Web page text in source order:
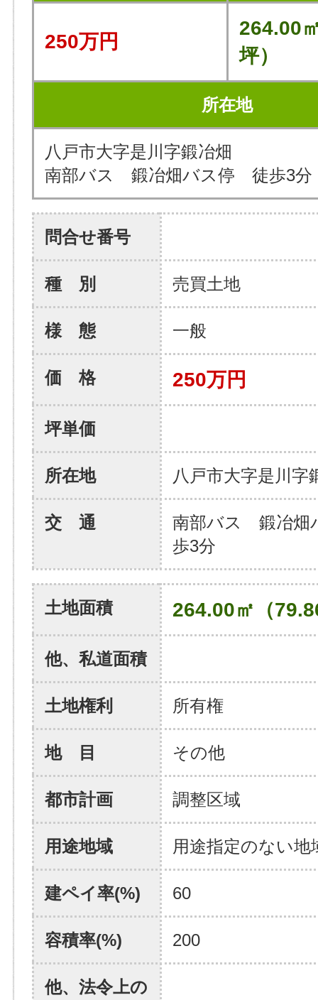
250万円
264.00
坪）
所在地
八戸市大字是川字鍛冶畑
南部バス 鍛冶畑バス停 徒歩3分
問合せ番号
種 別 売買土地
様 態 一般
価 格 250万円
坪単価
所在地 八戸市大字是川字
交 通
南部バス 鍛冶
歩3分
土地面積 264.00㎡（
他、私道面積
土地権利 所有権
地 目 その他
都市計画 調整区域
用途地域 用途指定のない地
建ペイ率(%) 60
容積率(%) 200
他、法令上の